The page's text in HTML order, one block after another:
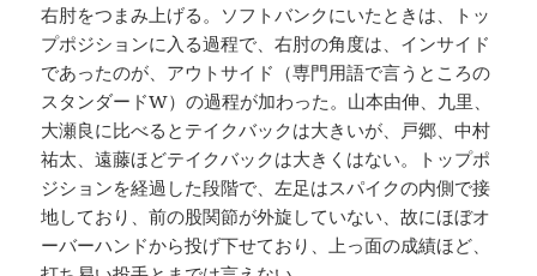
右肘をつまみ上げる。ソフトバンクにいたときは、トッ
プポジションに入る過程で、右肘の角度は、インサイド
であったのが、アウトサイド（専門用語で言うところの
スタンダードW）の過程が加わった。山本由伸、九里、
大瀬良に比べるとテイクバックは大きいが、戸郷、中村
祐太、遠藤ほどテイクバックは大きくはない。トップポ
ジションを経過した段階で、左足はスパイクの内側で接
地しており、前の股関節が外旋していない、故にほぼオ
ーバーハンドから投げ下せており、上っ面の成績ほど、